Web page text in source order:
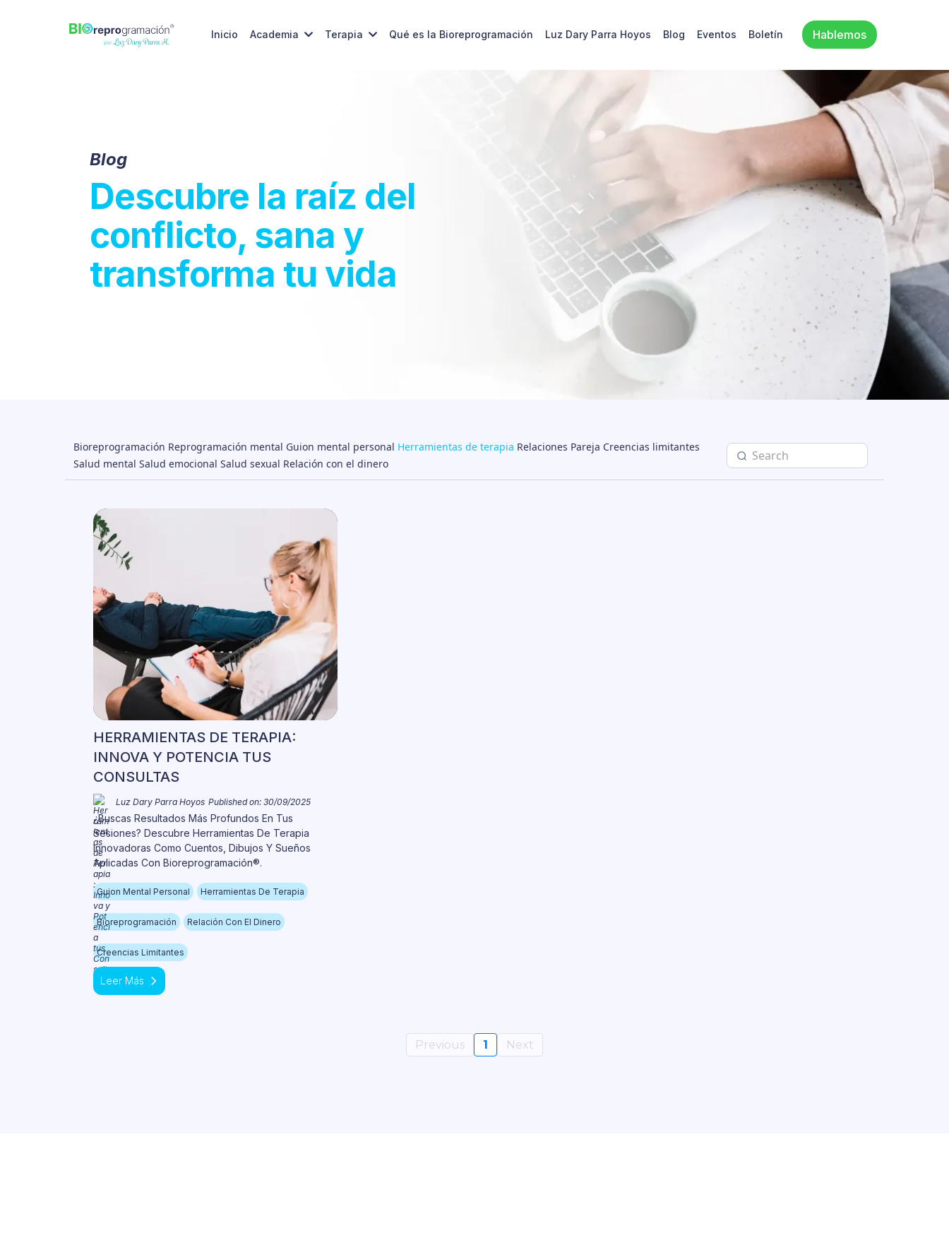
Inicio Academia Terapia Qué es la Bioreprogramación Luz Dary Parra Hoyos Blog Eventos Boletín Hablemos
Blog
Descubre la raíz del
conflicto, sana y
transforma tu vida
Bioreprogramación Reprogramación mental Guion mental personal Herramientas de terapia Relaciones Pareja Creencias limitantes
Salud mental Salud emocional Salud sexual Relación con el dinero
HERRAMIENTAS DE TERAPIA:
INNOVA Y POTENCIA TUS
CONSULTAS
Luz Dary Parra Hoyos Published on: 30/09/2025
¿Buscas Resultados Más Profundos En Tus
Sesiones? Descubre Herramientas De Terapia
Innovadoras Como Cuentos, Dibujos Y Sueños
Aplicadas Con Bioreprogramación®.
Guion Mental Personal Herramientas De Terapia
Bioreprogramación Relación Con El Dinero
Creencias Limitantes
Leer Más
Previous 1 Next